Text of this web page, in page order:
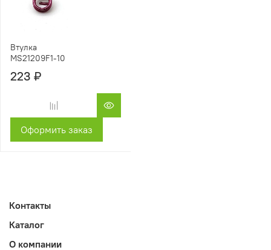
Втулка
MS21209F1-10
223 ₽
Оформить заказ
Контакты
Каталог
О компании